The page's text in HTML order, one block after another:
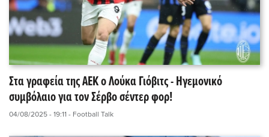
Στα γραφεία της ΑΕΚ ο Λούκα Γιόβιτς - Ηγεμονικό
συμβόλαιο για τον Σέρβο σέντερ φορ!
04/08/2025 - 19:11 - Football Talk